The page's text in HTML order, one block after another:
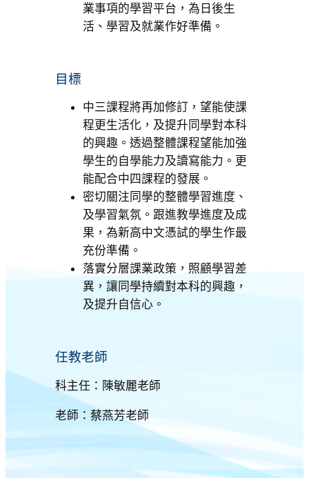
業事項的學習平台，為日後生
活、學習及就業作好準備。
目標
中三課程將再加修訂，望能使課
程更生活化，及提升同學對本科
的興趣。透過整體課程望能加強
學生的自學能力及讀寫能力。更
能配合中四課程的發展。
密切關注同學的整體學習進度、
及學習氣氛。跟進教學進度及成
果，為新高中文憑試的學生作最
充份準備。
落實分層課業政策，照顧學習差
異，讓同學持續對本科的興趣，
及提升自信心。
任教老師
科主任：陳敏麗老師
老師：蔡燕芳老師